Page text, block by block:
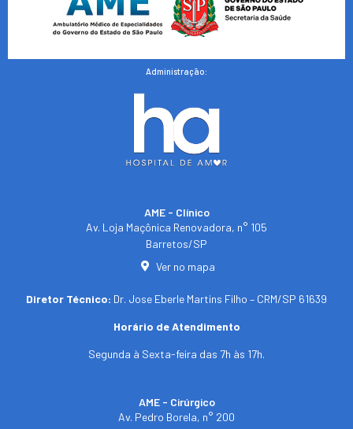
Administração:
AME - Clínico​
Av. Loja Maçônica Renovadora, n° 105
Barretos/SP​
Ver no mapa
Diretor Técnico: Dr. Jose Eberle Martins Filho – CRM/SP 61639
Horário de Atendimento
Segunda à Sexta-feira das 7h às 17h.
AME - Cirúrgico
Av. Pedro Borela, n° 200